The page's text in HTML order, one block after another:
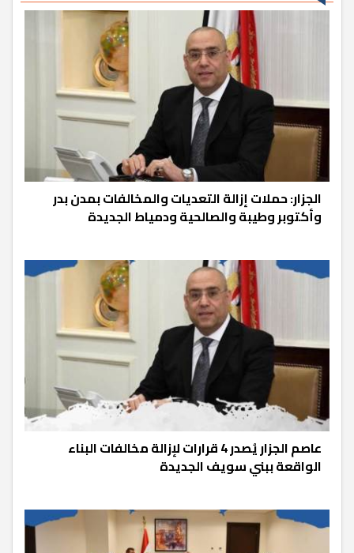
الجزار: حملات إزالة التعديات والمخالفات بمدن بدر
وأكتوبر وطيبة والصالحية ودمياط الجديدة
عاصم الجزار يُصدر 4 قرارات لإزالة مخالفات البناء
الواقعة ببني سويف الجديدة